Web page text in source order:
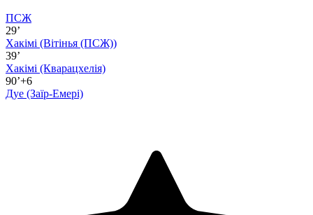
ПСЖ
29’
Хакімі (Вітінья (ПСЖ))
39’
Хакімі (Кварацхелія)
90’+6
Дуе (Заїр-Емері)